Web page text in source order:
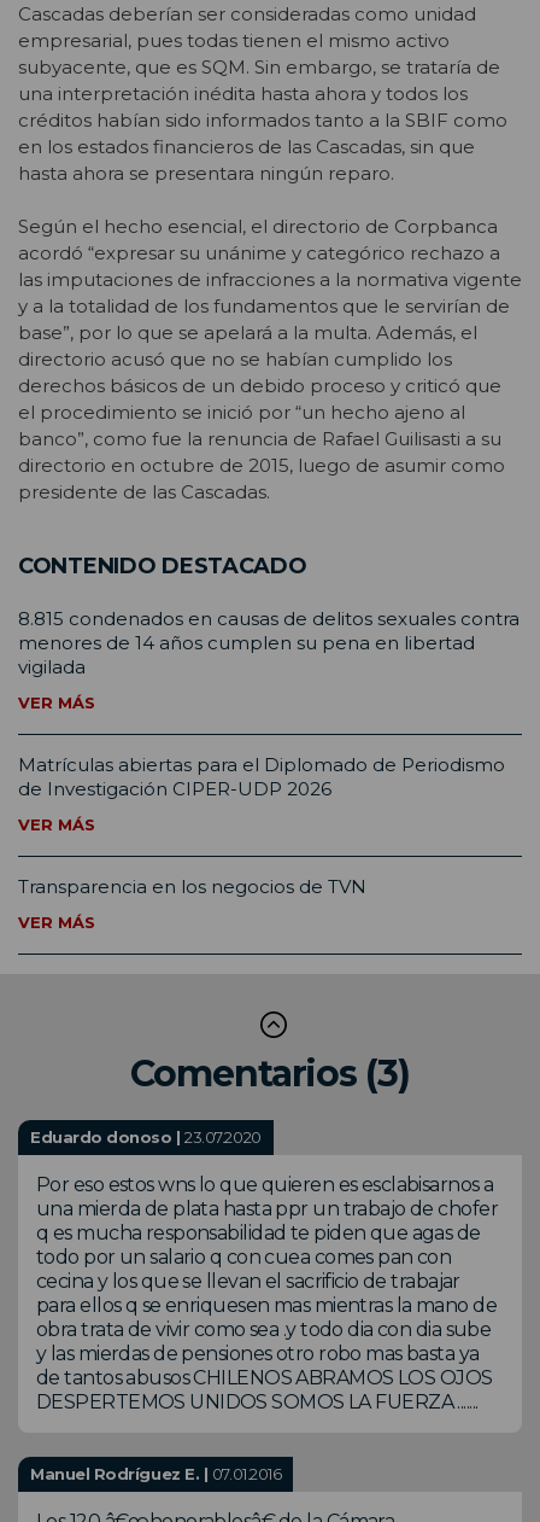
Cascadas deberían ser consideradas como unidad
empresarial, pues todas tienen el mismo activo
subyacente, que es SQM. Sin embargo, se trataría de
una interpretación inédita hasta ahora y todos los
créditos habían sido informados tanto a la SBIF como
en los estados financieros de las Cascadas, sin que
hasta ahora se presentara ningún reparo.
Según el hecho esencial, el directorio de Corpbanca
acordó “expresar su unánime y categórico rechazo a
las imputaciones de infracciones a la normativa vigente
y a la totalidad de los fundamentos que le servirían de
base”, por lo que se apelará a la multa. Además, el
directorio acusó que no se habían cumplido los
derechos básicos de un debido proceso y criticó que
el procedimiento se inició por “un hecho ajeno al
banco”, como fue la renuncia de Rafael Guilisasti a su
directorio en octubre de 2015, luego de asumir como
presidente de las Cascadas.
CONTENIDO DESTACADO
8.815 condenados en causas de delitos sexuales contra
menores de 14 años cumplen su pena en libertad
vigilada
VER MÁS
Matrículas abiertas para el Diplomado de Periodismo
de Investigación CIPER-UDP 2026
VER MÁS
Transparencia en los negocios de TVN
VER MÁS
Comentarios (3)
Eduardo donoso |23.07.2020
Por eso estos wns lo que quieren es esclabisarnos a
una mierda de plata hasta ppr un trabajo de chofer
q es mucha responsabilidad te piden que agas de
todo por un salario q con cuea comes pan con
cecina y los que se llevan el sacrificio de trabajar
para ellos q se enriquesen mas mientras la mano de
obra trata de vivir como sea .y todo dia con dia sube
y las mierdas de pensiones otro robo mas basta ya
de tantos abusos CHILENOS ABRAMOS LOS OJOS
DESPERTEMOS UNIDOS SOMOS LA FUERZA .......
Manuel Rodríguez E. | 07.01.2016